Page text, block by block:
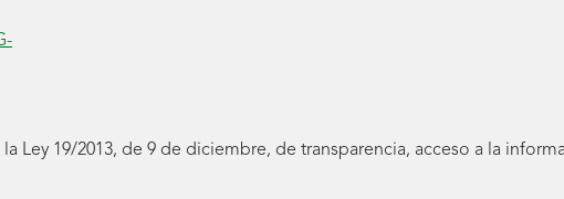
Ley 19/2013, de 9 de diciembre, de transparencia, acceso a la